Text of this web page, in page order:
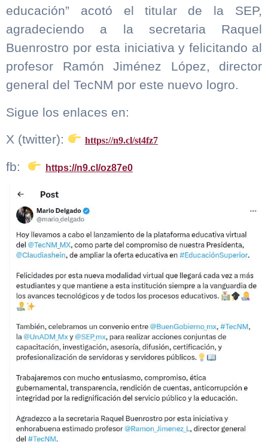
educación” acotó el titular de la SEP,
agradeciendo a la secretaria Raquel
Buenrostro por esta iniciativa y felicitando al
profesor Ramón Jiménez López, director
general del TecNM por este nuevo logro.
Sigue los enlaces en:
X (twitter):
https://n9.cl/st4fz7
fb: https://n9.cl/oz87e0